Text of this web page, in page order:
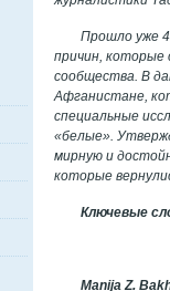
Прошло уже
причин, которые
сообщества. В
Афганистане,
специальные
«белые».
мирную и
которые
Ключевые
Manija Z.